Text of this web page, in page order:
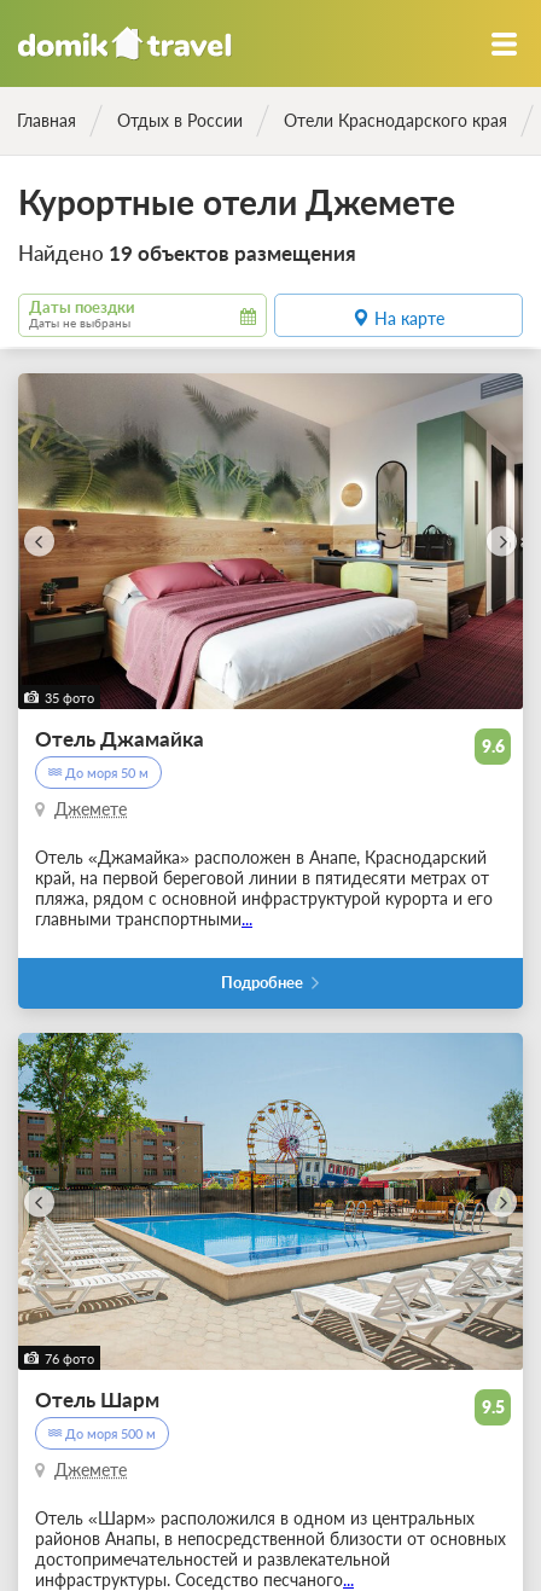
Главная Отдых в России Отели Краснодарского края
Курортные отели Джемете
Найдено 19 объектов размещения
Даты поездки
Даты не выбраны На карте
35 фото
9.6
Отель Джамайка
До моря 50 м
Джемете
Отель «Джамайка» расположен в Анапе, Краснодарский
край, на первой береговой линии в пятидесяти метрах от
пляжа, рядом с основной инфраструктурой курорта и его
главными транспортными...
Подробнее
76 фото
9.5
Отель Шарм
До моря 500 м
Джемете
Отель «Шарм» расположился в одном из центральных
районов Анапы, в непосредственной близости от основных
достопримечательностей и развлекательной
инфраструктуры. Соседство песчаного...